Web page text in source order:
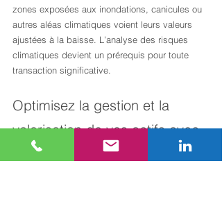
zones exposées aux inondations, canicules ou
autres aléas climatiques voient leurs valeurs
ajustées à la baisse. L’analyse des risques
climatiques devient un prérequis pour toute
transaction significative.
Optimisez la gestion et la
valorisation de vos actifs avec
Arkimmo International